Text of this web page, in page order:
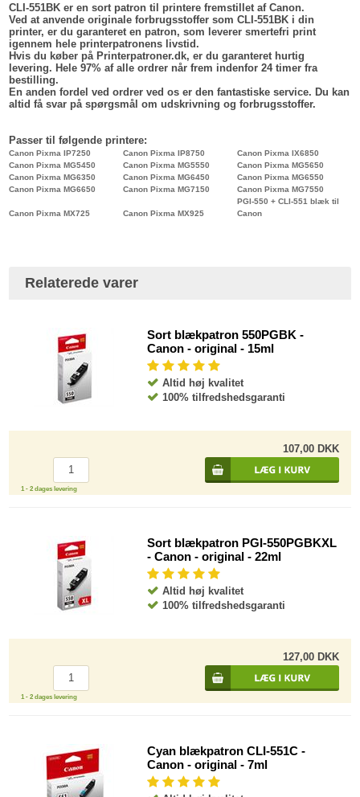
CLI-551BK er en sort patron til printere fremstillet af Canon.
Ved at anvende originale forbrugsstoffer som CLI-551BK i din
printer, er du garanteret en patron, som leverer smertefri print
igennem hele printerpatronens livstid.
Hvis du køber på Printerpatroner.dk, er du garanteret hurtig
levering. Hele 97% af alle ordrer når frem indenfor 24 timer fra
bestilling.
En anden fordel ved ordrer ved os er den fantastiske service. Du kan
altid få svar på spørgsmål om udskrivning og forbrugsstoffer.
Passer til følgende printere:
Canon Pixma IP7250 Canon Pixma IP8750
Canon Pixma IX6850
Canon Pixma MG5450
Canon Pixma MG5550
Canon Pixma MG5650
Canon Pixma MG6350
Canon Pixma MG6450
Canon Pixma MG6550
Canon Pixma MG6650
Canon Pixma MG7150 Canon Pixma MG7550
Canon Pixma MX725 Canon Pixma MX925
PGI-550 + CLI-551 blæk til
Canon
Relaterede varer
Sort blækpatron 550PGBK -
Canon - original - 15ml
Altid høj kvalitet
100% tilfredshedsgaranti
107,00 DKK
1 - 2 dages levering
Sort blækpatron PGI-550PGBKXL
- Canon - original - 22ml
Altid høj kvalitet
100% tilfredshedsgaranti
127,00 DKK
1 - 2 dages levering
Cyan blækpatron CLI-551C -
Canon - original - 7ml